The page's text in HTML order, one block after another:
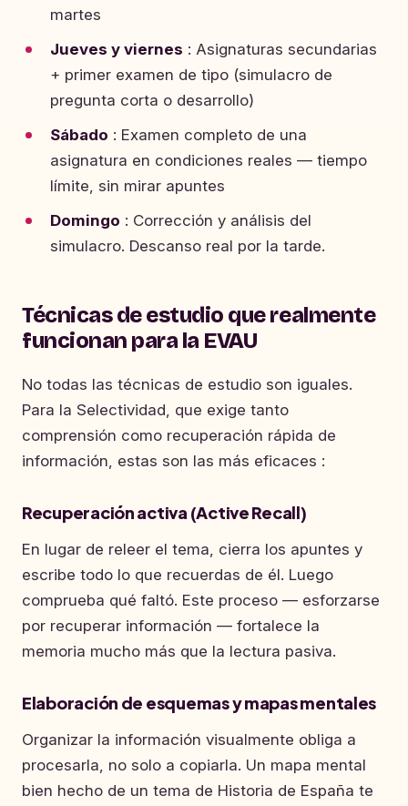
martes
Jueves y viernes : Asignaturas secundarias
+ primer examen de tipo (simulacro de
pregunta corta o desarrollo)
Sábado : Examen completo de una
asignatura en condiciones reales — tiempo
límite, sin mirar apuntes
Domingo : Corrección y análisis del
simulacro. Descanso real por la tarde.
Técnicas de estudio que realmente
funcionan para la EVAU
No todas las técnicas de estudio son iguales.
Para la Selectividad, que exige tanto
comprensión como recuperación rápida de
información, estas son las más eficaces :
Recuperación activa (Active Recall)
En lugar de releer el tema, cierra los apuntes y
escribe todo lo que recuerdas de él. Luego
comprueba qué faltó. Este proceso — esforzarse
por recuperar información — fortalece la
memoria mucho más que la lectura pasiva.
Elaboración de esquemas y mapas mentales
Organizar la información visualmente obliga a
procesarla, no solo a copiarla. Un mapa mental
bien hecho de un tema de Historia de España te